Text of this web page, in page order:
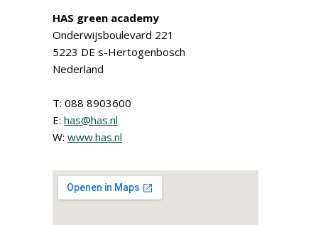
HAS green academy
Onderwijsboulevard 221
5223 DE s-Hertogenbosch
Nederland
T: 088 8903600
E: has@has.nl
W: www.has.nl